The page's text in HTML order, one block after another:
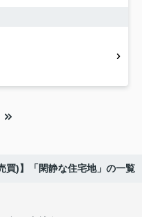
買)】「閑静な住宅地」の一覧